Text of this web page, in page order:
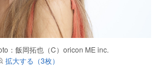
：飯岡拓也（C）oricon ME inc.
拡大する（3枚）